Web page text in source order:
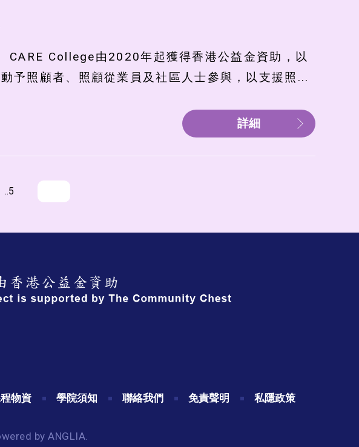
CARE College由2020年起獲得香港公益金資助，以
予照顧者、照顧從業員及社區人士參與，以支援照...
詳細
..5
物資 學院須知 聯絡我們 免責聲明 私隱政策
by ANGLIA.